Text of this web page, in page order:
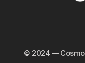
©️ 2024 —